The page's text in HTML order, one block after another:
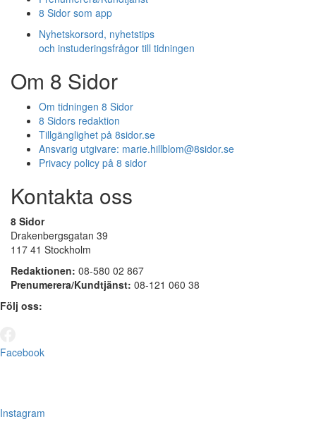
8 Sidor som app
Nyhetskorsord, nyhetstips
och instuderingsfrågor till tidningen
Om 8 Sidor
Om tidningen 8 Sidor
8 Sidors redaktion
Tillgänglighet på 8sidor.se
Ansvarig utgivare: marie.hillblom@8sidor.se
Privacy policy på 8 sidor
Kontakta oss
8 Sidor
Drakenbergsgatan 39
117 41 Stockholm
Redaktionen: 08-580 02 867
Prenumerera/Kundtjänst: 08-121 060 38
Följ oss:
Facebook
Instagram